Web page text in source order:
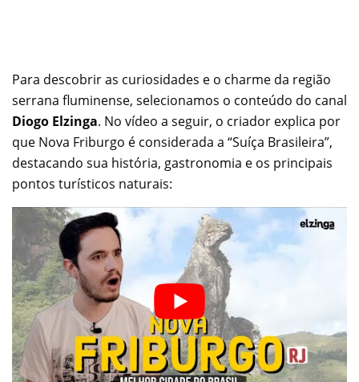
Para descobrir as curiosidades e o charme da região
serrana fluminense, selecionamos o conteúdo do canal
Diogo Elzinga. No vídeo a seguir, o criador explica por
que Nova Friburgo é considerada a “Suíça Brasileira”,
destacando sua história, gastronomia e os principais
pontos turísticos naturais: